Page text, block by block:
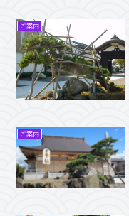
ご案内
ご案内